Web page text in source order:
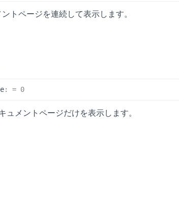
ントページを連続して表示します。
: = 0
ュメントページだけを表示します。